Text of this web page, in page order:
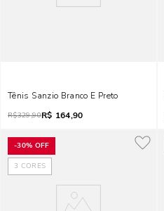
Tênis Sanzio Branco E Preto
R$329,90R$ 164,90
-30% OFF
3 CORES